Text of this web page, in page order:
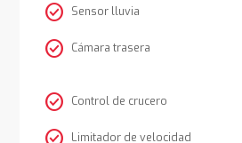
check_circle Sensor lluvia
check_circle Cámara trasera
check_circle Control de crucero
Limitador de velocidad